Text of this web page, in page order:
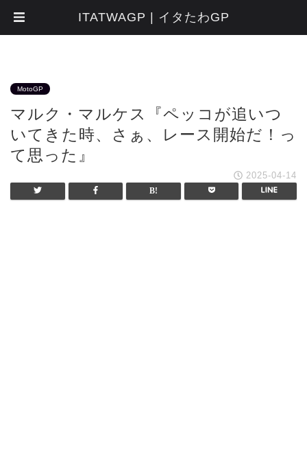
MotoGP
マルク・マルケス『ペッコが追いつ
いてきた時、さぁ、レース開始だ！っ
て思った』
2025-04-14
ITATWAGP | イタたわGP